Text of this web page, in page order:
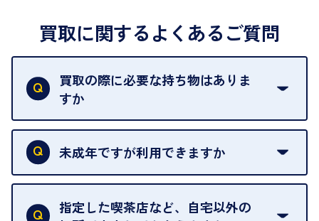
買取に関するよくあるご質問
買取の際に必要な持ち物はありま
すか
本人確認書類をご用意ください。ご利用になれる書
類はこちらをご確認ください。
未成年ですが利用できますか
18歳未満の方は、保護者の同意があってもご利用い
ただけません。
指定した喫茶店など、自宅以外の